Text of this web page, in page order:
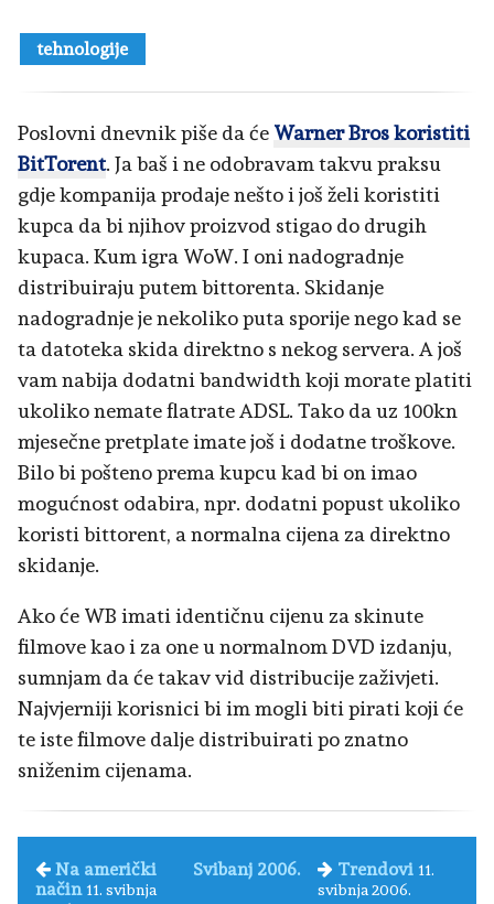
tehnologije
Poslovni dnevnik piše da će Warner Bros koristiti
BitTorent. Ja baš i ne odobravam takvu praksu
gdje kompanija prodaje nešto i još želi koristiti
kupca da bi njihov proizvod stigao do drugih
kupaca. Kum igra WoW. I oni nadogradnje
distribuiraju putem bittorenta. Skidanje
nadogradnje je nekoliko puta sporije nego kad se
ta datoteka skida direktno s nekog servera. A još
vam nabija dodatni bandwidth koji morate platiti
ukoliko nemate flatrate ADSL. Tako da uz 100kn
mjesečne pretplate imate još i dodatne troškove.
Bilo bi pošteno prema kupcu kad bi on imao
mogućnost odabira, npr. dodatni popust ukoliko
koristi bittorent, a normalna cijena za direktno
skidanje.
Ako će WB imati identičnu cijenu za skinute
filmove kao i za one u normalnom DVD izdanju,
sumnjam da će takav vid distribucije zaživjeti.
Najvjerniji korisnici bi im mogli biti pirati koji će
te iste filmove dalje distribuirati po znatno
sniženim cijenama.
Na američki
način 11. svibnja
Svibanj 2006. Trendovi 11.
svibnja 2006.